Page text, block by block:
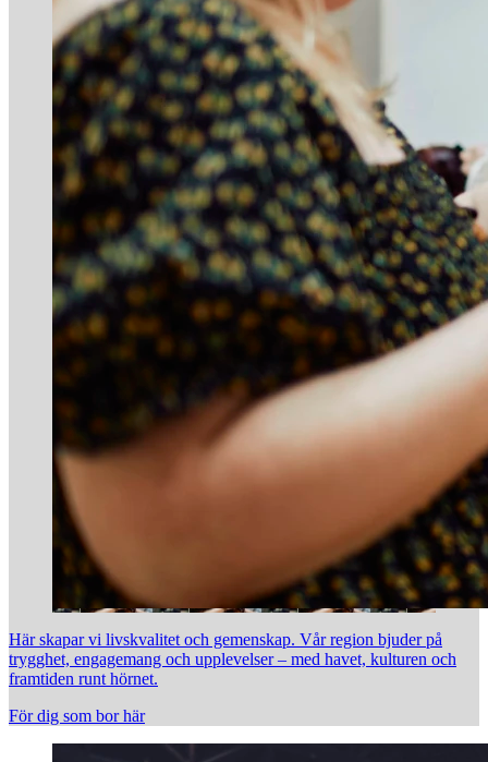
Här skapar vi livskvalitet och gemenskap. Vår region bjuder på
trygghet, engagemang och upplevelser – med havet, kulturen och
framtiden runt hörnet.
För dig som bor här